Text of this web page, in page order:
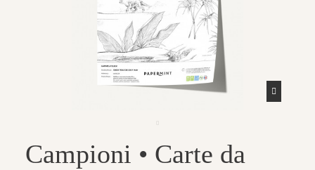
Campioni • Carte da